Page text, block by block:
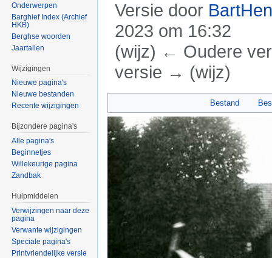
Versie door
2023 om 16:32
(wijz) ← Oudere
versie → (wijz)
Bestand
Onderwerpen
Barghief Index (Archief
HKB)
Berghse woorden
Jaartallen
Wijzigingen
Nieuwe pagina's
Nieuwe bestanden
Recente wijzigingen
Bijzondere pagina's
Alle pagina's
Beginnetjes
Willekeurige pagina
Zandbak
Hulpmiddelen
Verwijzingen naar deze
pagina
Verwante wijzigingen
Speciale pagina's
Printvriendelijke versie